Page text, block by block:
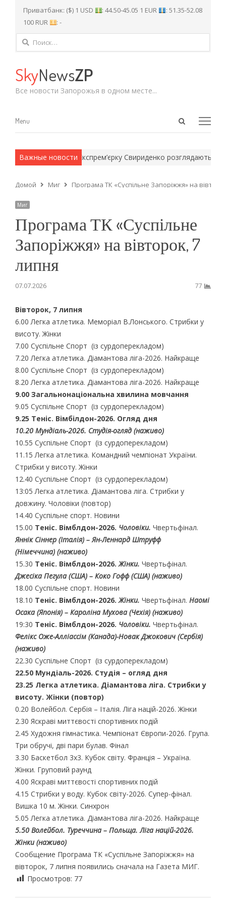
Приватбанк: ($) 1 USD : 44.50-45.05 1 EUR
: 51.35-52.08
100 RUR
: -
Найти:
SkyNewsZP
Все новости Запорожья в одном месте...
Open
Menu
Menu
Важные новости
методы. Експрем’єрку Свириденко розглядають на
Домой Миг Програма ТК «Суспільне Запоріжжя» на
Миг
Програма ТК «Суспільне
Запоріжжя» на вівторок, 7
липня
07.07.2026 77
Вівторок, 7 липня
6.00 Легка атлетика. Меморіал В.Лонського. Стрибки у
висоту. Жінки
7.00 Суспільне Спорт (із сурдоперекладом)
7.20 Легка атлетика. Діамантова ліга-2026. Найкраще
8.00 Суспільне Спорт (із сурдоперекладом)
8.20 Легка атлетика. Діамантова ліга-2026. Найкраще
9.00 Загальнонаціональна хвилина мовчання
9.05 Суспільне Спорт (із сурдоперекладом)
9.25 Теніс. Вімбілдон-2026. Огляд дня
10.20 Мундіаль-2026. Студія-огляд (наживо)
10.55 Суспільне Спорт (із сурдоперекладом)
11.15 Легка атлетика. Командний чемпіонат України.
Стрибки у висоту. Жінки
12.40 Суспільне Спорт (із сурдоперекладом)
13:05 Легка атлетика. Діамантова ліга. Стрибки у
довжину. Чоловіки (повтор)
14.40 Суспільне спорт. Новини
15.00 Теніс. Вімблдон-2026. Чоловіки. Чвертьфінал.
Яннік Сіннер (Італія) – Ян-Леннард Штруфф
(Німеччина) (наживо)
15.30 Теніс. Вімблдон-2026. Жінки. Чвертьфінал.
Джесіка Пегула (США) – Коко Гофф (США) (наживо)
18.00 Суспільне спорт. Новини
18.10 Теніс. Вімблдон-2026. Жінки. Чвертьфінал. Наомі
Осака (Японія) – Кароліна Мухова (Чехія) (наживо)
19:30 Теніс. Вімблдон-2026. Чоловіки. Чвертьфінал.
Фелікс Оже-Алліассім (Канада)-Новак Джокович (Сербія)
(наживо)
22.30 Суспільне Спорт (із сурдоперекладом)
22.50 Мундіаль-2026. Студія – огляд дня
23.25 Легка атлетика. Діамантова ліга. Стрибки у
висоту. Жінки (повтор)
0.20 Волейбол. Сербія – Італія. Ліга націй-2026. Жінки
2.30 Яскраві миттєвості спортивних подій
2.45 Художня гімнастика. Чемпіонат Європи-2026. Група.
Три обручі, дві пари булав. Фінал
3.30 Баскетбол 3х3. Кубок світу. Франція – Україна.
Жінки. Груповий раунд
4.00 Яскраві миттєвості спортивних подій
4.15 Стрибки у воду. Кубок світу-2026. Супер-фінал.
Вишка 10 м. Жінки. Синхрон
5.05 Легка атлетика. Діамантова ліга-2026. Найкраще
5.50 Волейбол. Туреччина – Польща. Ліга націй-2026.
Жінки (наживо)
Сообщение Програма ТК «Суспільне Запоріжжя» на
вівторок, 7 липня появились сначала на Газета МИГ.
Просмотров: 77